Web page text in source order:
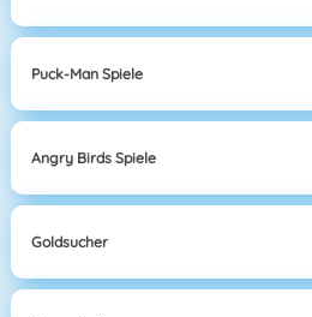
Puck-Man Spiele
Angry Birds Spiele
Goldsucher